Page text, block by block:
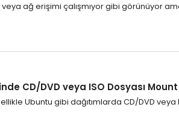
ağ erişimi çalışmıyor gibi görünüyor
CD/DVD veya ISO Dosyası
Ubuntu gibi dağıtımlarda CD/DVD